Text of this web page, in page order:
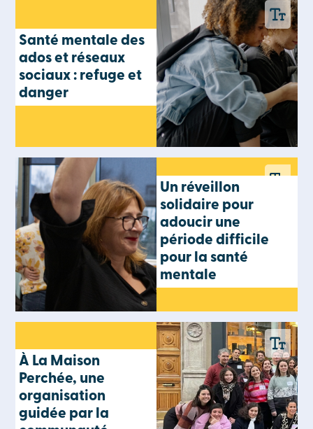
Santé mentale des
ados et réseaux
sociaux : refuge et
danger
Un réveillon
solidaire pour
adoucir une
période difficile
pour la santé
mentale
À La Maison
Perchée, une
organisation
guidée par la